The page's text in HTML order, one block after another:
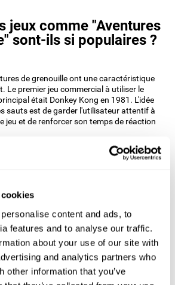
content and ads, to
features and to analyse our traffic.
about your use of our site with
and analytics partners who
other information that you’ve
jeux comme "Aventures
sont-ils si populaires ?
de grenouille ont une caractéristique
Le premier jeu commercial à utiliser le
était Donkey Kong en 1981. L'idée
sauts est de garder l'utilisateur attentif à
jeu et de renforcer son temps de réaction
après avoir étudié différents jeux,
Aventures de grenouille en incorporant
mental "Aventures de
t-il mes
?
Aventures de grenouille de CogniFit
neuronale spécifique.
de nos capacités peut contribuer à